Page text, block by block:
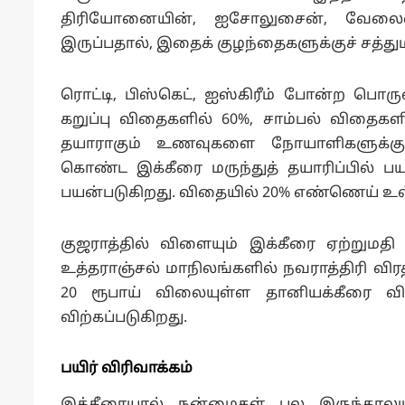
திரியோனையின், ஐசோலுசைன்,
இருப்பதால், இதைக் குழந்தைகளுக்குச்
ரொட்டி, பிஸ்கெட், ஐஸ்கிரீம் போன்ற
கறுப்பு விதைகளில் 60%, சாம்பல்
தயாராகும் உணவுகளை
கொண்ட இக்கீரை மருந்துத் தயாரிப்பில்
பயன்படுகிறது. விதையில் 20% எண்ணெய்
குஜராத்தில் விளையும் இக்கீரை ஏற்றுமதி
உத்தராஞ்சல் மாநிலங்களில் நவராத்திரி
20 ரூபாய் விலையுள்ள தானியக்கீரை
விற்கப்படுகிறது.
பயிர் விரிவாக்கம்